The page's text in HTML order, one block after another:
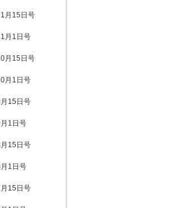
月15日号
月1日号
月15日号
月1日号
15日号
1日号
15日号
1日号
15日号